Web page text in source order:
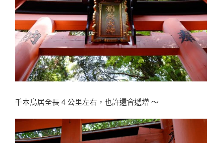
千本鳥居全長 4 公里左右，也許還會遞增 〜